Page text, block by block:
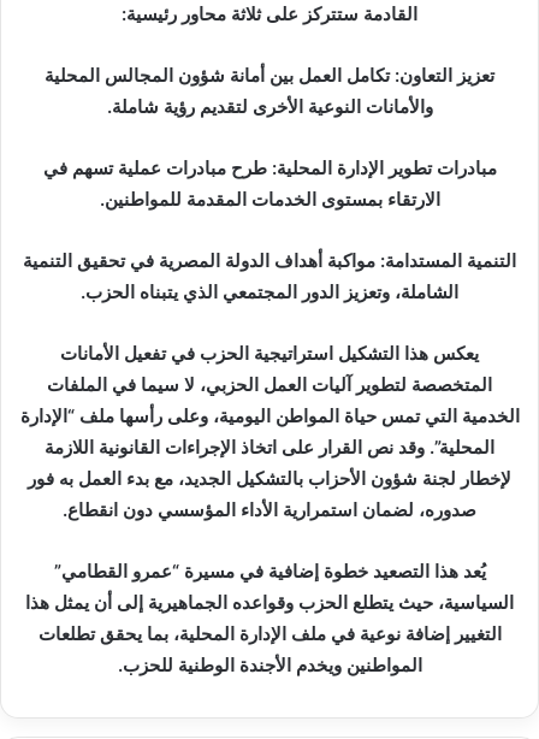
القادمة ستتركز على ثلاثة محاور رئيسية:
تعزيز التعاون: تكامل العمل بين أمانة شؤون المجالس المحلية
والأمانات النوعية الأخرى لتقديم رؤية شاملة.
مبادرات تطوير الإدارة المحلية: طرح مبادرات عملية تسهم في
الارتقاء بمستوى الخدمات المقدمة للمواطنين.
التنمية المستدامة: مواكبة أهداف الدولة المصرية في تحقيق التنمية
الشاملة، وتعزيز الدور المجتمعي الذي يتبناه الحزب.
يعكس هذا التشكيل استراتيجية الحزب في تفعيل الأمانات
المتخصصة لتطوير آليات العمل الحزبي، لا سيما في الملفات
الخدمية التي تمس حياة المواطن اليومية، وعلى رأسها ملف “الإدارة
المحلية”. وقد نص القرار على اتخاذ الإجراءات القانونية اللازمة
لإخطار لجنة شؤون الأحزاب بالتشكيل الجديد، مع بدء العمل به فور
صدوره، لضمان استمرارية الأداء المؤسسي دون انقطاع.
يُعد هذا التصعيد خطوة إضافية في مسيرة “عمرو القطامي”
السياسية، حيث يتطلع الحزب وقواعده الجماهيرية إلى أن يمثل هذا
التغيير إضافة نوعية في ملف الإدارة المحلية، بما يحقق تطلعات
المواطنين ويخدم الأجندة الوطنية للحزب.